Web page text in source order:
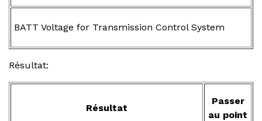
BATT Voltage for Transmission Control System
Résultat:
Résultat
Passer
au point